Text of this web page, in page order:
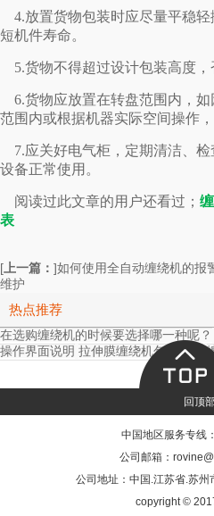
4.放置货物包装时应尽量平稳
短机件寿命。
5.货物不得超过设计包装高度，
6.货物应放置在转盘范围内，如
范围内或根据机器实际空间操作
7.应关好电气柜，定期清洁、
设备正常使用。
阅读过此文章的用户还看过；
表
[ 上一篇： ]如何使用全自动缠绕机的报
维护
热点推荐
在选购缠绕机的时候要选择哪一种呢？
操作界面说明 拉伸膜缠绕机包装方法
回顶
中国地区服务专线：
公司邮箱：
公司地址：中国.江苏省.苏
copyright ©